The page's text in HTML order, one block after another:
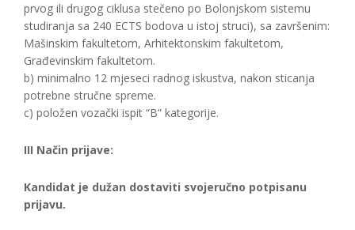
prvog ili drugog ciklusa stečeno po Bolonjskom sistemu
studiranja sa 240 ECTS bodova u istoj struci), sa završenim:
Mašinskim fakultetom, Arhitektonskim fakultetom,
Građevinskim fakultetom.
b) minimalno 12 mjeseci radnog iskustva, nakon sticanja
potrebne stručne spreme.
c) položen vozački ispit “B” kategorije.
III Način prijave:
Kandidat je dužan dostaviti svojeručno potpisanu
prijavu.